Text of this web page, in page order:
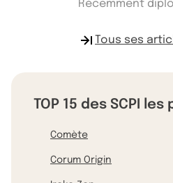
Récemment
Tous ses
TOP 15 des SCPI
Comète
Corum Origin